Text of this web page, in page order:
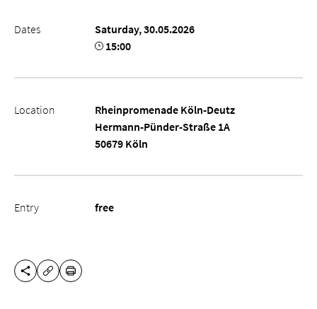
Dates
Saturday, 30.05.2026
15:00
Location
Rheinpromenade Köln-Deutz
Hermann-Pünder-Straße 1A
50679 Köln
Entry free
SHARE THIS PAGE
COPY URL
PRINT